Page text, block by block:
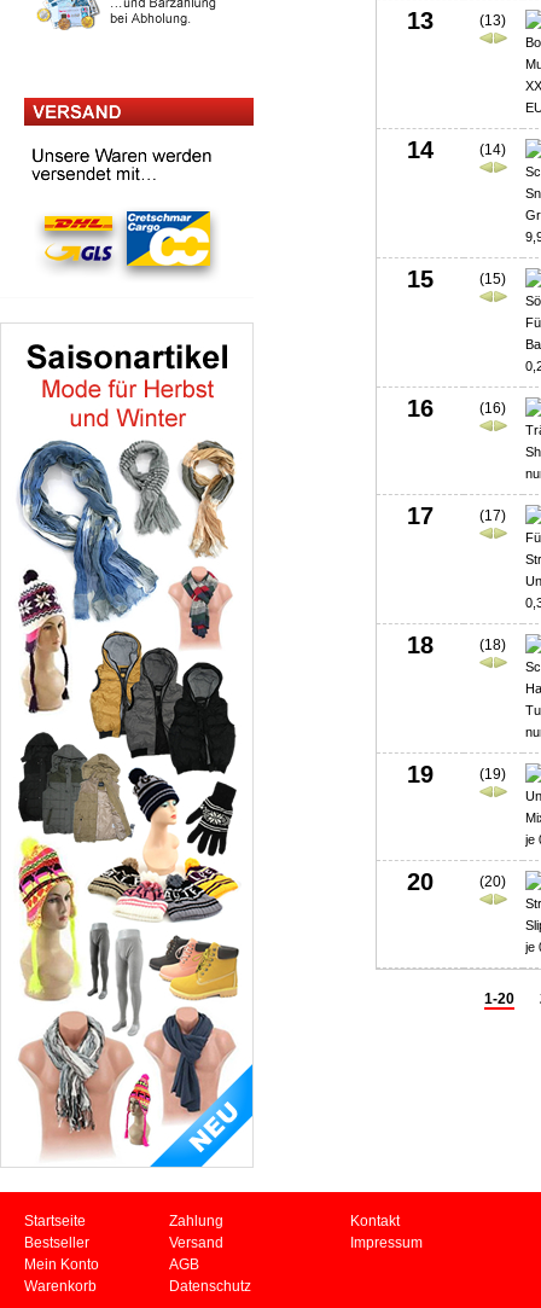
13 (13)
14 (14)
15 (15)
16 (16)
17 (17)
18 (18)
19 (19)
20 (20)
1-20
Startseite Zahlung
Kontakt
Bestseller
Versand
Impressum
Mein Konto
AGB
Warenkorb
Datenschutz